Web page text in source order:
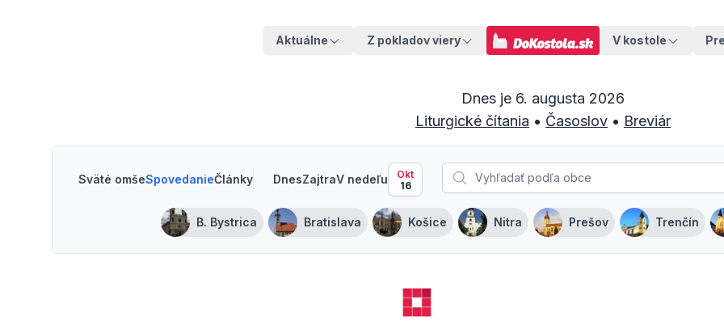
Aktuálne Z pokladov viery V kostole
Dnes je 6. augusta 2026
Liturgické čítania • Časoslov • Breviár
Sväté omšeSpovedanieČlánky DnesZajtraV nedeľu
Okt
16
B. Bystrica Bratislava Košice Nitra Prešov Trenčín